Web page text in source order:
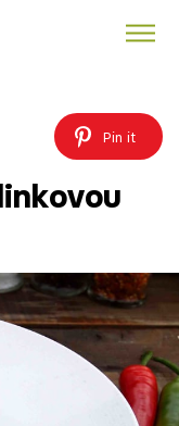
Pin it